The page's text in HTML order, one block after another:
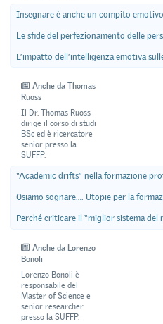
Insegnare è anche un compito emotivo
Le sfide del perfezionamento delle
L’impatto dell’intelligenza emotiva
Anche da Thomas
Ruoss
Il Dr. Thomas Ruoss
dirige il corso di studi
BSc ed è ricercatore
senior presso la
SUFFP.
“Academic drifts” nella formazione
Osiamo sognare…. Utopie per la
Perché criticare il “miglior sistema del
Anche da Lorenzo
Bonoli
Lorenzo Bonoli è
responsabile del
Master of Science e
senior researcher
presso la SUFFP.